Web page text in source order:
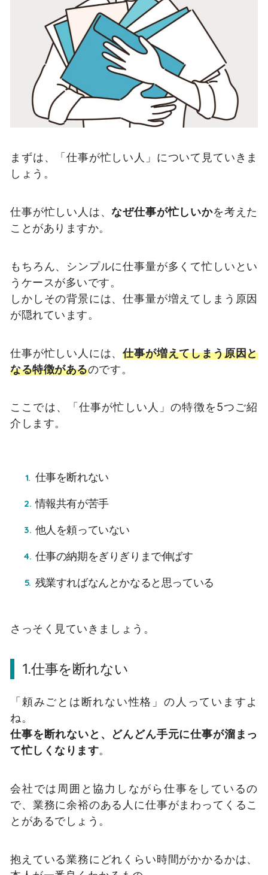
まずは、「仕事が忙しい人」について見ていきま
しょう。
仕事が忙しい人は、なぜ仕事が忙しいかを考えた
ことがありますか。
もちろん、シンプルに仕事量が多くて忙しいとい
うケースが多いです。
しかしその背景には、仕事量が増えてしまう原因
が隠れています。
仕事が忙しい人には、仕事が増えてしまう原因と
なる特徴があるのです。
ここでは、「仕事が忙しい人」の特徴を5つご紹
介します。
仕事を断れない
情報共有が苦手
他人を頼っていない
仕事の納期をぎりぎりまで伸ばす
残業すればなんとかなると思っている
さっそく見ていきましょう。
1.仕事を断れない
「頼みごとは断れない性格」の人っていますよ
ね。
仕事を断れないと、どんどん手元に仕事が溜まっ
て忙しくなります。
会社では周囲と協力しながら仕事をしているの
で、業務に余裕のある人に仕事がまわってくるこ
とがあるでしょう。
抱えている業務にどれくらい時間がかかるかは、